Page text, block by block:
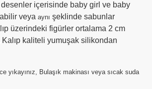
içerisinde baby girl ve baby
veya aynı şeklinde sabunlar
üzerindeki figürler ortalama 2 cm
kaliteli yumuşak silikondan
yıkayınız, Bulaşık makinası veya sıcak suda